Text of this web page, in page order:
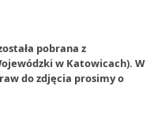
pobrana z
w Katowicach). W
do zdjęcia prosimy o